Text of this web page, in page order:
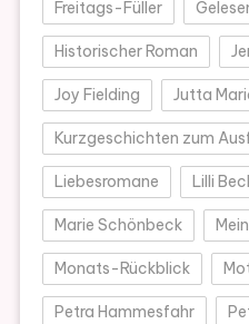
Freitags-Füller
Historischer Roman
Joy Fielding Jutta
Kurzgeschichten zum
Liebesromane Lilli
Marie Schönbeck
Monats-Rückblick
Petra Hammesfahr